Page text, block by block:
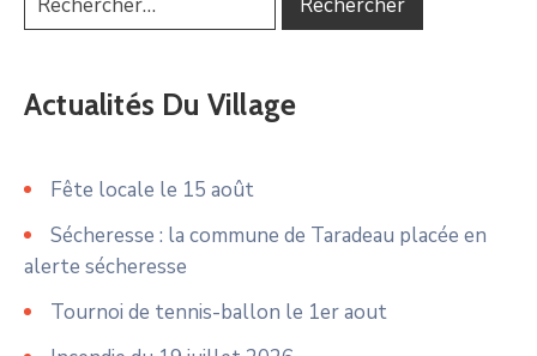
Actualités Du Village
Fête locale le 15 août
Sécheresse : la commune de Taradeau placée en
alerte sécheresse
Tournoi de tennis-ballon le 1er aout